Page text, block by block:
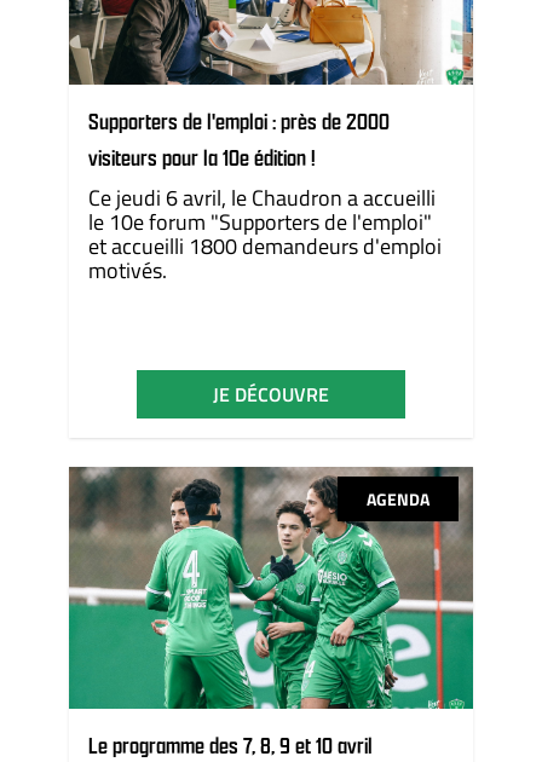
Supporters de l'emploi : près de 2000
visiteurs pour la 10e édition !
Ce jeudi 6 avril, le Chaudron a accueilli
le 10e forum "Supporters de l'emploi"
et accueilli 1800 demandeurs d'emploi
motivés.
JE DÉCOUVRE
AGENDA
Le programme des 7, 8, 9 et 10 avril